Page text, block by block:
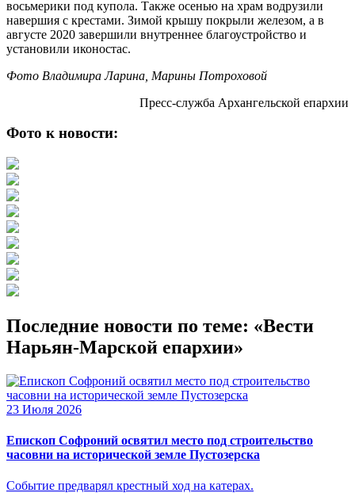
восьмерики под купола. Также осенью на храм водрузили
навершия с крестами. Зимой крышу покрыли железом, а в
августе 2020 завершили внутреннее благоустройство и
установили иконостас.
Фото Владимира Ларина, Марины Потроховой
Пресс-служба Архангельской епархии
Фото к новости:
Последние новости по теме: «Вести
Нарьян-Марской епархии»
23 Июля 2026
Епископ Софроний освятил место под строительство
часовни на исторической земле Пустозерска
Событие предварял крестный ход на катерах.